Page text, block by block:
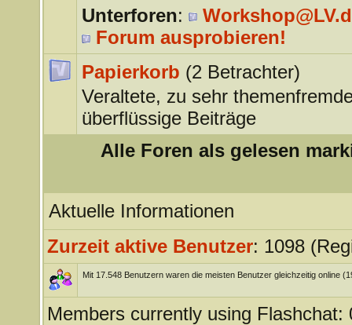
Unterforen:
Forum ausprobieren!
Papierkorb (2 Betrachter)
Veraltete, zu sehr
überflüssige Beiträge
Alle Foren als gelesen
Aktuelle Informationen
Zurzeit aktive Benutzer: 1098
Mit 17.548 Benutzern waren die meisten Benutzer gleichzeitig online
Members currently using Flashchat: